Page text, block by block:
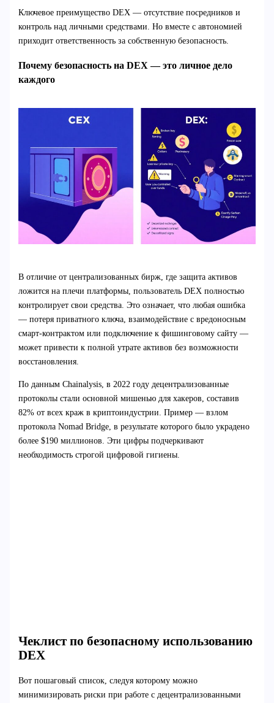
Ключевое преимущество DEX — отсутствие посредников и
контроль над личными средствами. Но вместе с автономией
приходит ответственность за собственную безопасность.
Почему безопасность на DEX — это личное дело
каждого
В отличие от централизованных бирж, где защита активов
ложится на плечи платформы, пользователь DEX полностью
контролирует свои средства. Это означает, что любая ошибка
— потеря приватного ключа, взаимодействие с вредоносным
смарт-контрактом или подключение к фишинговому сайту —
может привести к полной утрате активов без возможности
восстановления.
По данным Chainalysis, в 2022 году децентрализованные
протоколы стали основной мишенью для хакеров, составив
82% от всех краж в криптоиндустрии. Пример — взлом
протокола Nomad Bridge, в результате которого было украдено
более $190 миллионов. Эти цифры подчеркивают
необходимость строгой цифровой гигиены.
Чеклист по безопасному использованию
DEX
Вот пошаговый список, следуя которому можно
минимизировать риски при работе с децентрализованными